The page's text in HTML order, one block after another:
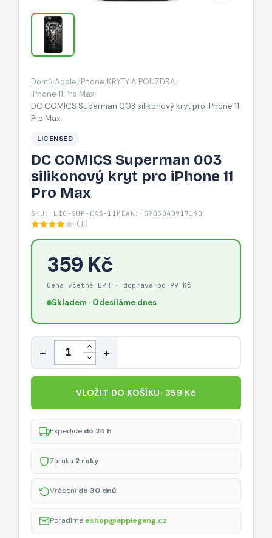
Domů/Apple/iPhone/KRYTY A POUZDRA/
iPhone 11 Pro Max/
DC COMICS Superman 003 silikonový kryt pro iPhone 11
Pro Max
LICENSED
DC COMICS Superman 003
silikonový kryt pro iPhone 11
Pro Max
SKU: LIC-SUP-CAS-11M EAN: 5903040917190
(1)
359 Kč
Cena včetně DPH · doprava od 99 Kč
Skladem · Odesíláme dnes
Množství
− +
VLOŽIT DO KOŠÍKU· 359 Kč
Expedice do 24 h
Záruka 2 roky
Vrácení do 30 dnů
Poradíme eshop@applegang.cz